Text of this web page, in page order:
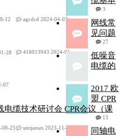
3
12
agcdcd 2024-04-07
网线常
见问题
27
28
416013943 2024-01-20
低噪音
电缆的
07
2017 欧
盟 CPR
电缆技术研讨会 CPR会议（课
13
08-25
smtjames 2023-11-04
同轴电